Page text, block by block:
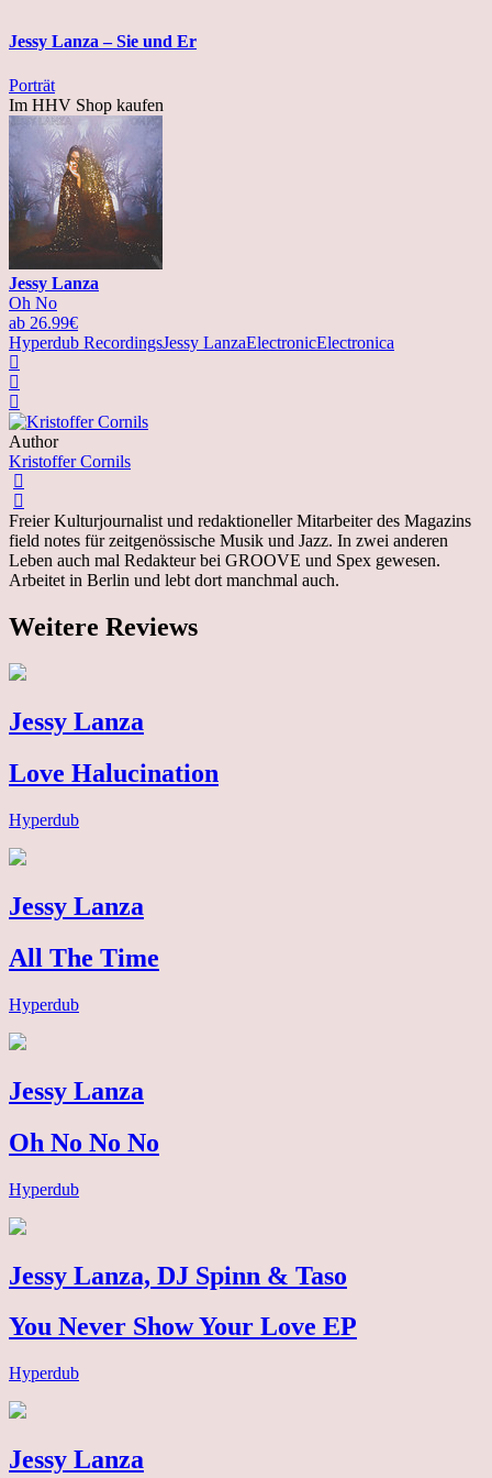
Jessy Lanza – Sie und Er
Porträt
Im HHV Shop kaufen
Jessy Lanza
Oh No
ab 26.99€
Hyperdub RecordingsJessy LanzaElectronicElectronica
Author
Kristoffer Cornils
Freier Kulturjournalist und redaktioneller Mitarbeiter des Magazins
field notes für zeitgenössische Musik und Jazz. In zwei anderen
Leben auch mal Redakteur bei GROOVE und Spex gewesen.
Arbeitet in Berlin und lebt dort manchmal auch.
Weitere Reviews
Jessy Lanza
Love Halucination
Hyperdub
Jessy Lanza
All The Time
Hyperdub
Jessy Lanza
Oh No No No
Hyperdub
Jessy Lanza, DJ Spinn & Taso
You Never Show Your Love EP
Hyperdub
Jessy Lanza